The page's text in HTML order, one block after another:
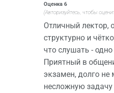
Оценка 6
(Авторизуйтесь, чтобы
Отличный лектор,
структурно и
что слушать -
Приятный в
экзамен, долго не
несложную